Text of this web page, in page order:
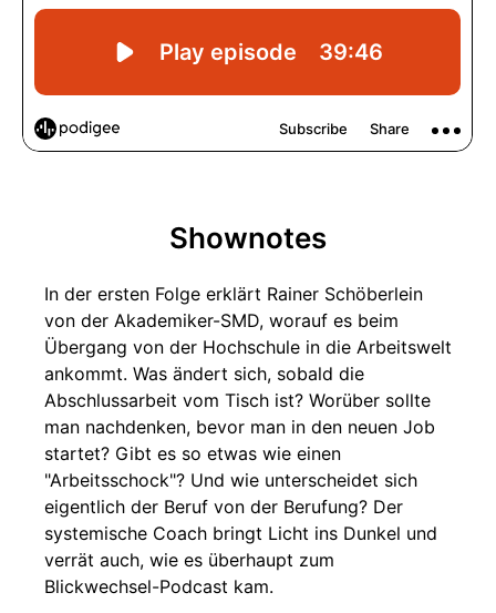
Shownotes
In der ersten Folge erklärt Rainer Schöberlein
von der Akademiker-SMD, worauf es beim
Übergang von der Hochschule in die Arbeitswelt
ankommt. Was ändert sich, sobald die
Abschlussarbeit vom Tisch ist? Worüber sollte
man nachdenken, bevor man in den neuen Job
startet? Gibt es so etwas wie einen
"Arbeitsschock"? Und wie unterscheidet sich
eigentlich der Beruf von der Berufung? Der
systemische Coach bringt Licht ins Dunkel und
verrät auch, wie es überhaupt zum
Blickwechsel-Podcast kam.